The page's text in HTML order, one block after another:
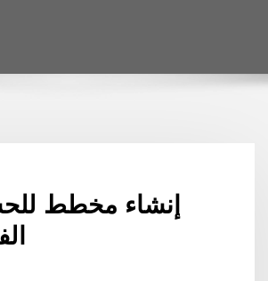
إنشاء مخطط